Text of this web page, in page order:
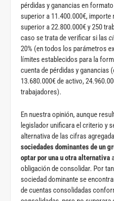
pérdidas y ganancias en
superior a 11.400.000€,
superior a 22.800.000€ y 250
caso se trata de verificar si las
20% (en todos los parámetros
límites establecidos para la
cuenta de pérdidas y ganancias
13.680.000€ de activo,
trabajadores).
En nuestra opinión, aunque
legislador unificara el criterio y
alternativa de las cifras
sociedades dominantes de un
optar por una u otra alternativa
obligación de consolidar. Por
sociedad dominante se
de cuentas consolidadas